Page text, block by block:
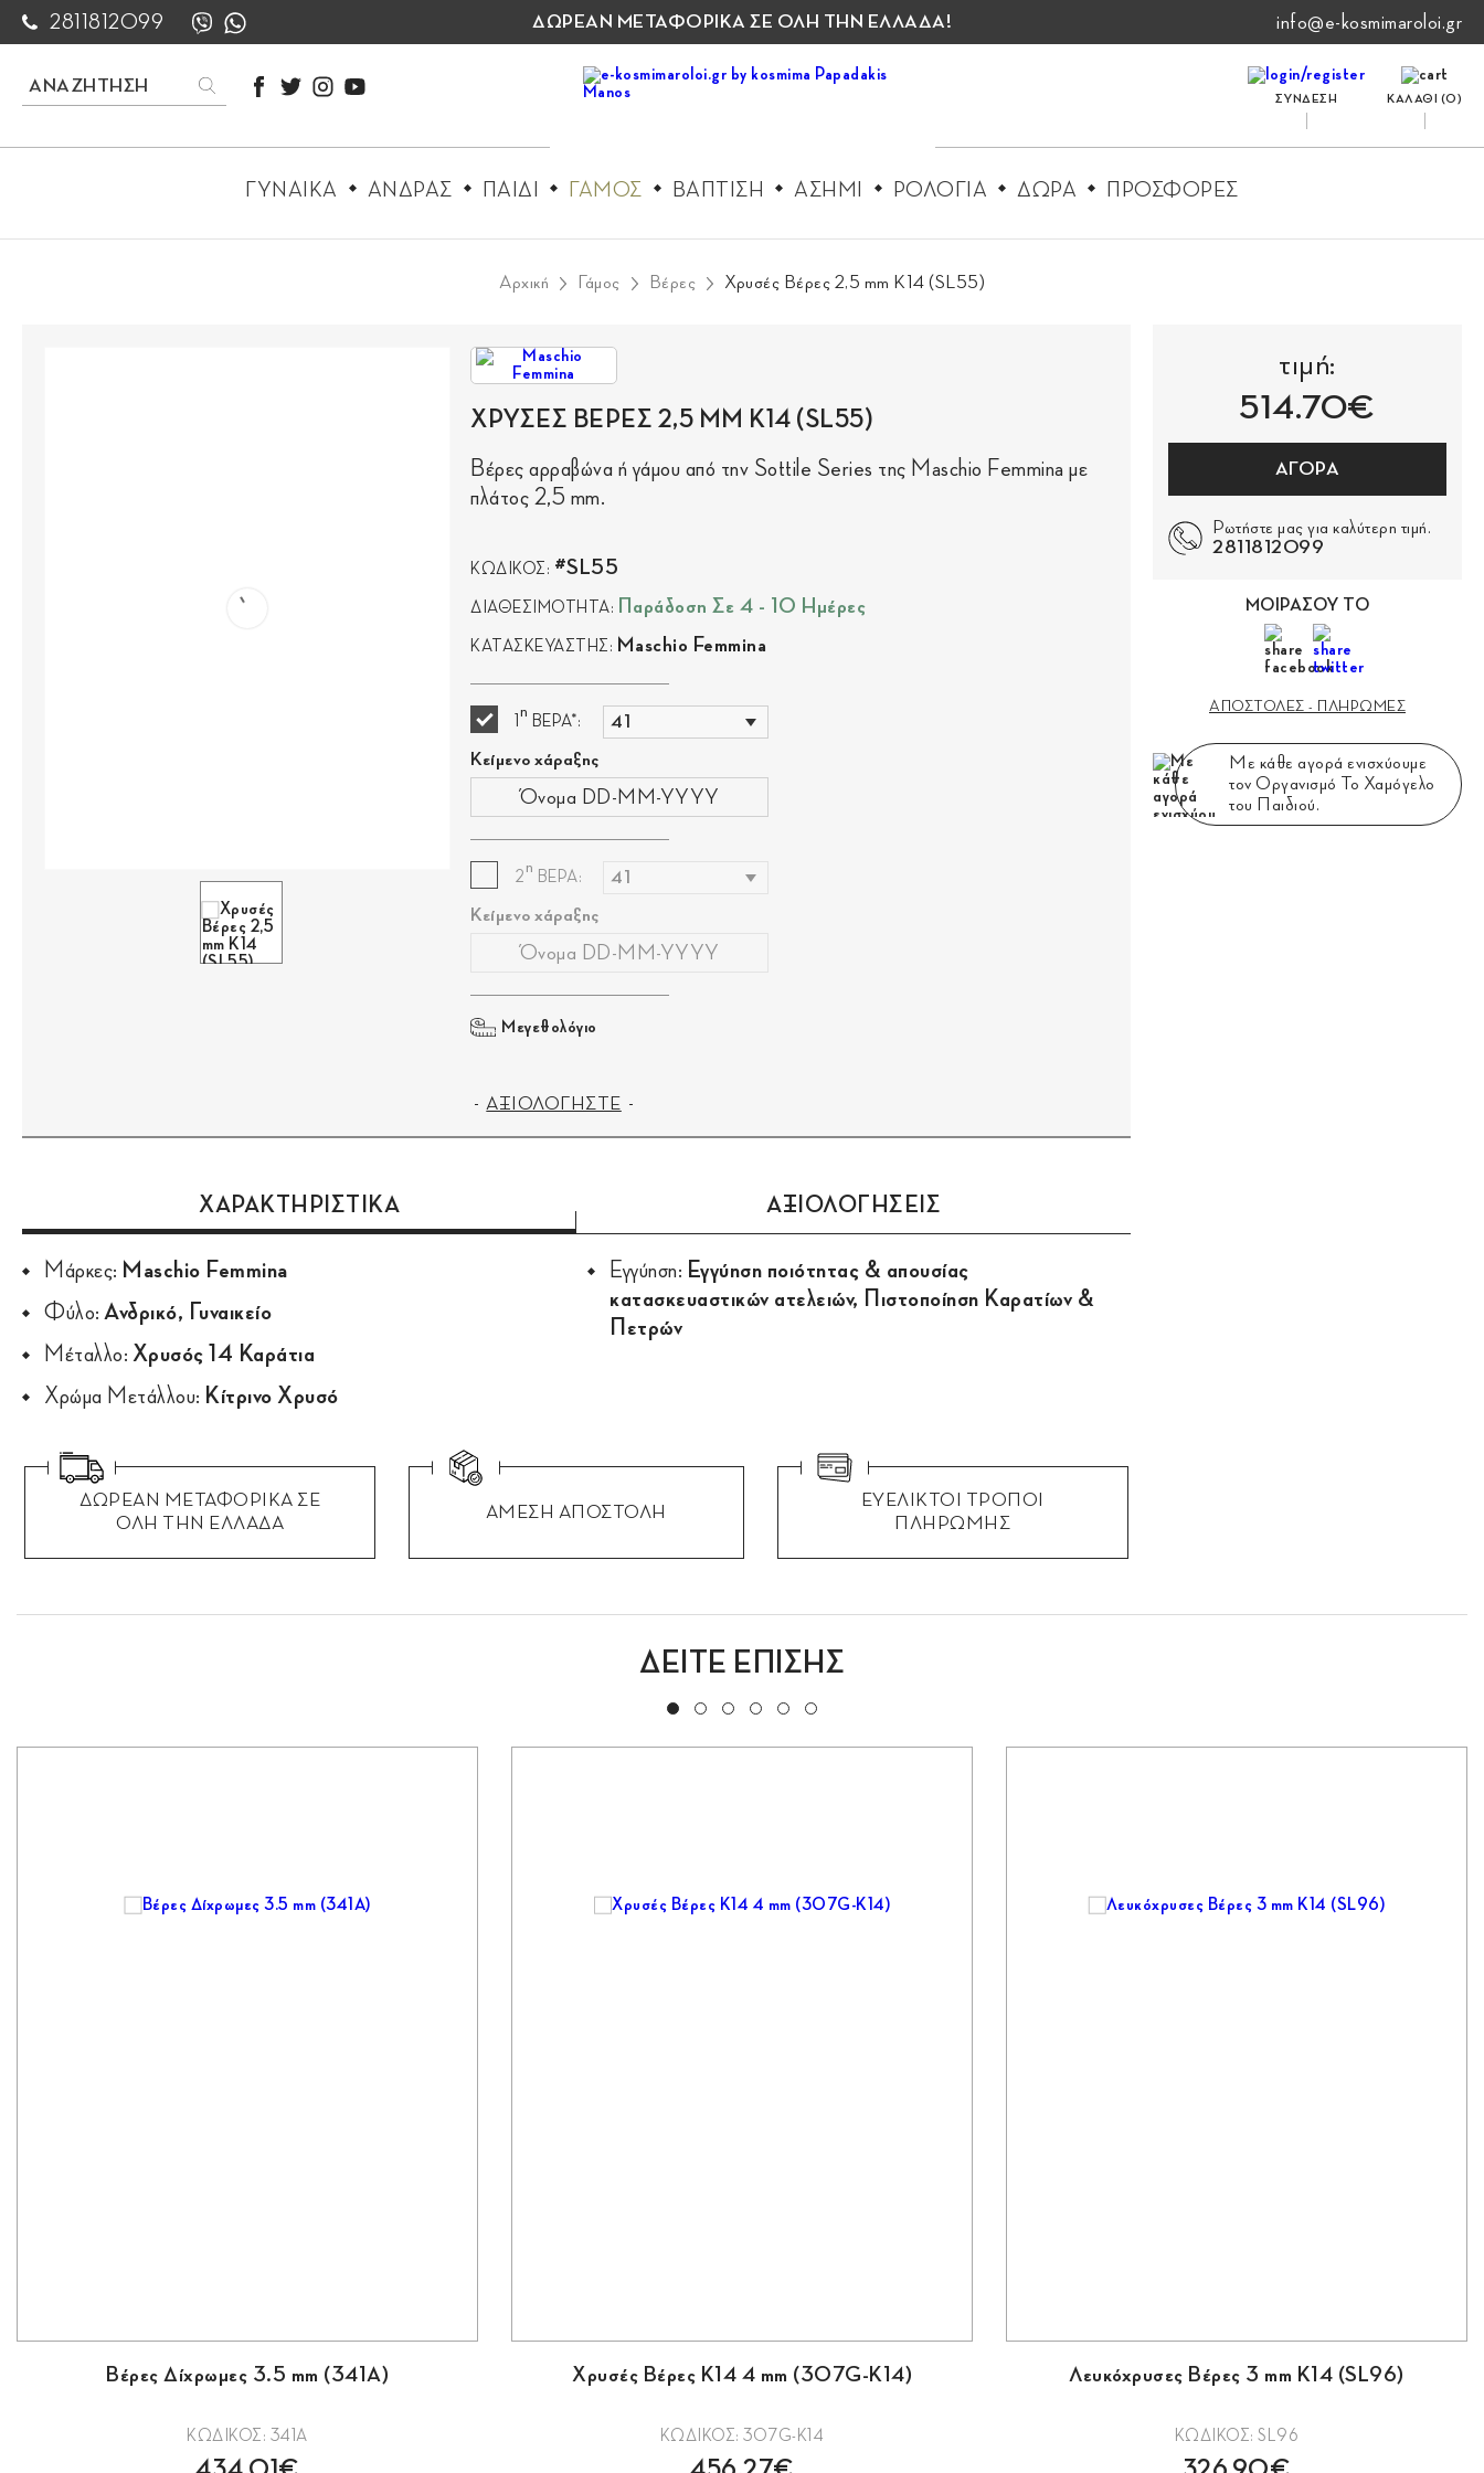
2811812099 ΔΩΡΕΑΝ ΜΕΤΑΦΟΡΙΚΑ ΣΕ ΟΛΗ ΤΗΝ ΕΛΛΑΔΑ! info@e-kosmimaroloi.gr
ΣΥΝΔΕΣΗ ΚΑΛΑΘΙ (0)
ΓΥΝΑΙΚΑ ΑΝΔΡΑΣ ΠΑΙΔΙ ΓΑΜΟΣ ΒΑΠΤΙΣΗ ΑΣΗΜΙ ΡΟΛΟΓΙΑ ΔΩΡΑ ΠΡΟΣΦΟΡΕΣ
Αρχική Γάμος Βέρες Χρυσές Βέρες 2,5 mm Κ14 (SL55)
ΧΡΥΣΕΣ ΒΕΡΕΣ 2,5 MM Κ14 (SL55)
Βέρες αρραβώνα ή γάμου από την Sottile Series της Maschio Femmina με
πλάτος 2,5 mm.
ΚΩΔΙΚΟΣ: #SL55
ΔΙΑΘΕΣΙΜΟΤΗΤΑ: Παράδοση Σε 4 - 10 Ημέρες
ΚΑΤΑΣΚΕΥΑΣΤΗΣ: Maschio Femmina
η
ΒΕΡΑ*:
Κείμενο χάραξης
2
η
ΒΕΡΑ:
Κείμενο χάραξης
Μεγεθολόγιο
ΑΞΙΟΛΟΓΗΣΤΕ
ΧΑΡΑΚΤΗΡΙΣΤΙΚΑ ΑΞΙΟΛΟΓΗΣΕΙΣ
Μάρκες: Maschio Femmina
Φύλο: Ανδρικό, Γυναικείο
Μέταλλο: Χρυσός 14 Καράτια
Χρώμα Μετάλλου: Κίτρινο Χρυσό
Εγγύηση: Εγγύηση ποιότητας & απουσίας
κατασκευαστικών ατελειών, Πιστοποίηση Καρατίων &
Πετρών
ΔΩΡΕΑΝ ΜΕΤΑΦΟΡΙΚΑ ΣΕ
ΟΛΗ ΤΗΝ ΕΛΛΑΔΑ
ΑΜΕΣΗ ΑΠΟΣΤΟΛΗ
ΕΥΕΛΙΚΤΟΙ ΤΡΟΠΟΙ
ΠΛΗΡΩΜΗΣ
τιμή:
514.70€
ΑΓΟΡΑ
Ρωτήστε μας για καλύτερη τιμή.
2811812099
ΜΟΙΡΑΣΟΥ ΤΟ
ΑΠΟΣΤΟΛΕΣ - ΠΛΗΡΩΜΕΣ
Με κάθε αγορά ενισχύουμε
τον Οργανισμό Το Χαμόγελο
του Παιδιού.
ΔΕΙΤΕ ΕΠΙΣΗΣ
Βέρες Δίχρωμες 3.5 mm (341Α)
ΚΩΔΙΚΟΣ: 341Α
Χρυσές Βέρες K14 4 mm (307G-K14)
ΚΩΔΙΚΟΣ: 307G-K14
Λευκόχρυσες Βέρες 3 mm Κ14 (SL96)
ΚΩΔΙΚΟΣ: SL96